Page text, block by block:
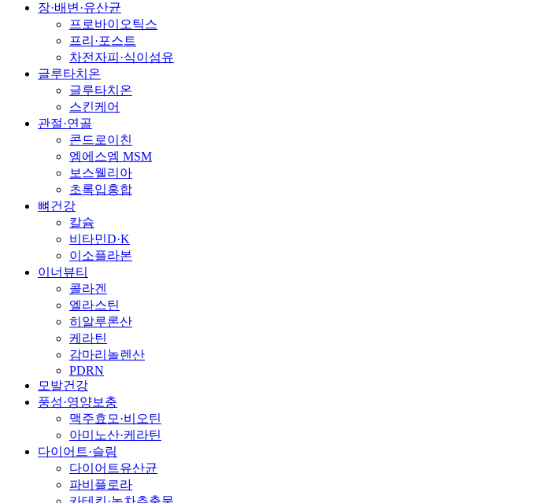
장·배변·유산균
프로바이오틱스
프리·포스트
차전자피·식이섬유
글루타치온
글루타치온
스킨케어
관절·연골
콘드로이친
엠에스엠 MSM
보스웰리아
초록입홍합
뼈건강
칼슘
비타민D·K
이소플라본
이너뷰티
콜라겐
엘라스틴
히알루론산
케라틴
감마리놀렌산
PDRN
모발건강
풍성·영양보충
맥주효모·비오틴
아미노산·케라틴
다이어트·슬림
다이어트유산균
파비플로라